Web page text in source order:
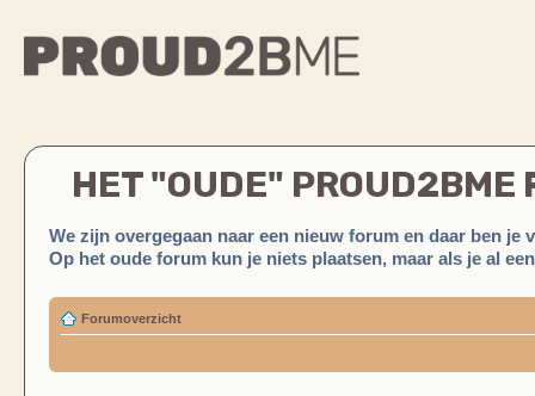
HET "OUDE" PROUD2BME
We zijn overgegaan naar een nieuw forum en daar ben je
Op het oude forum kun je niets plaatsen, maar als je al
Forumoverzicht